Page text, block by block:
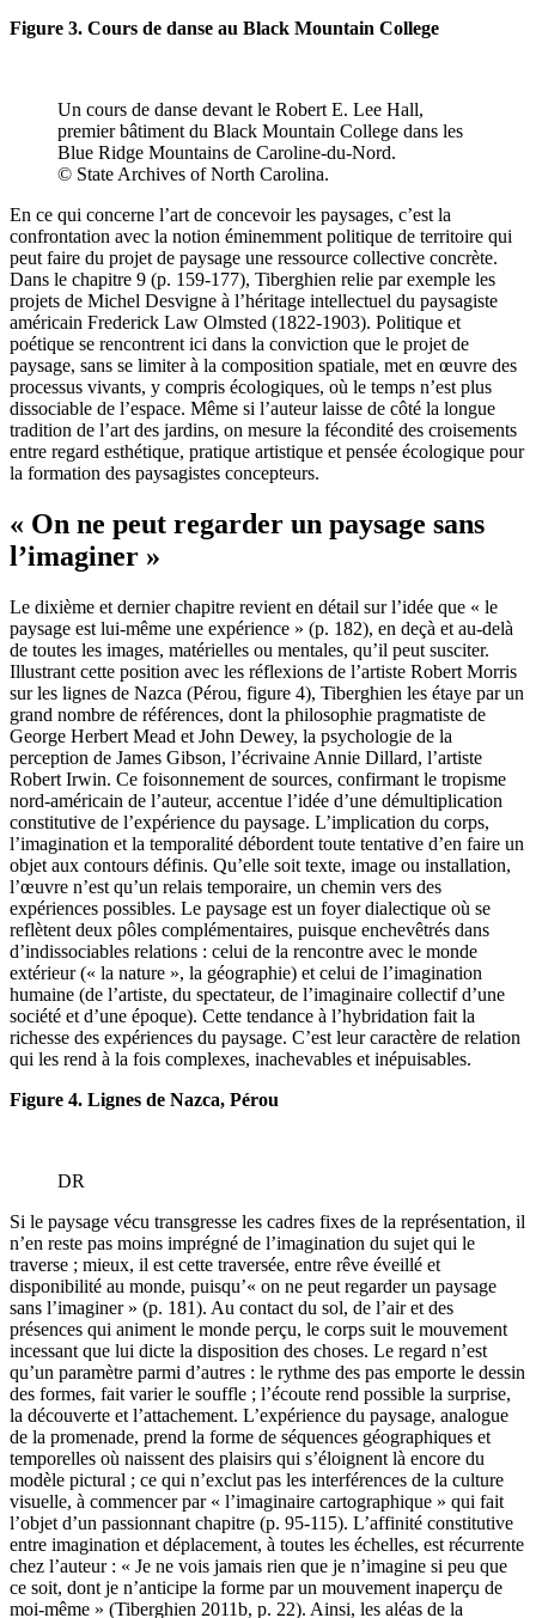
Figure 3. Cours de danse au Black Mountain College
Un cours de danse devant le Robert E. Lee Hall,
premier bâtiment du Black Mountain College dans les
Blue Ridge Mountains de Caroline-du-Nord.
© State Archives of North Carolina.
En ce qui concerne l’art de concevoir les paysages, c’est la
confrontation avec la notion éminemment politique de territoire qui
peut faire du projet de paysage une ressource collective concrète.
Dans le chapitre 9 (p. 159-177), Tiberghien relie par exemple les
projets de Michel Desvigne à l’héritage intellectuel du paysagiste
américain Frederick Law Olmsted (1822-1903). Politique et
poétique se rencontrent ici dans la conviction que le projet de
paysage, sans se limiter à la composition spatiale, met en œuvre des
processus vivants, y compris écologiques, où le temps n’est plus
dissociable de l’espace. Même si l’auteur laisse de côté la longue
tradition de l’art des jardins, on mesure la fécondité des croisements
entre regard esthétique, pratique artistique et pensée écologique pour
la formation des paysagistes concepteurs.
« On ne peut regarder un paysage sans
l’imaginer »
Le dixième et dernier chapitre revient en détail sur l’idée que « le
paysage est lui-même une expérience » (p. 182), en deçà et au-delà
de toutes les images, matérielles ou mentales, qu’il peut susciter.
Illustrant cette position avec les réflexions de l’artiste Robert Morris
sur les lignes de Nazca (Pérou, figure 4), Tiberghien les étaye par un
grand nombre de références, dont la philosophie pragmatiste de
George Herbert Mead et John Dewey, la psychologie de la
perception de James Gibson, l’écrivaine Annie Dillard, l’artiste
Robert Irwin. Ce foisonnement de sources, confirmant le tropisme
nord-américain de l’auteur, accentue l’idée d’une démultiplication
constitutive de l’expérience du paysage. L’implication du corps,
l’imagination et la temporalité débordent toute tentative d’en faire un
objet aux contours définis. Qu’elle soit texte, image ou installation,
l’œuvre n’est qu’un relais temporaire, un chemin vers des
expériences possibles. Le paysage est un foyer dialectique où se
reflètent deux pôles complémentaires, puisque enchevêtrés dans
d’indissociables relations : celui de la rencontre avec le monde
extérieur (« la nature », la géographie) et celui de l’imagination
humaine (de l’artiste, du spectateur, de l’imaginaire collectif d’une
société et d’une époque). Cette tendance à l’hybridation fait la
richesse des expériences du paysage. C’est leur caractère de relation
qui les rend à la fois complexes, inachevables et inépuisables.
Figure 4. Lignes de Nazca, Pérou
DR
Si le paysage vécu transgresse les cadres fixes de la représentation, il
n’en reste pas moins imprégné de l’imagination du sujet qui le
traverse ; mieux, il est cette traversée, entre rêve éveillé et
disponibilité au monde, puisqu’« on ne peut regarder un paysage
sans l’imaginer » (p. 181). Au contact du sol, de l’air et des
présences qui animent le monde perçu, le corps suit le mouvement
incessant que lui dicte la disposition des choses. Le regard n’est
qu’un paramètre parmi d’autres : le rythme des pas emporte le dessin
des formes, fait varier le souffle ; l’écoute rend possible la surprise,
la découverte et l’attachement. L’expérience du paysage, analogue
de la promenade, prend la forme de séquences géographiques et
temporelles où naissent des plaisirs qui s’éloignent là encore du
modèle pictural ; ce qui n’exclut pas les interférences de la culture
visuelle, à commencer par « l’imaginaire cartographique » qui fait
l’objet d’un passionnant chapitre (p. 95-115). L’affinité constitutive
entre imagination et déplacement, à toutes les échelles, est récurrente
chez l’auteur : « Je ne vois jamais rien que je n’imagine si peu que
ce soit, dont je n’anticipe la forme par un mouvement inaperçu de
moi-même » (Tiberghien 2011b, p. 22). Ainsi, les aléas de la